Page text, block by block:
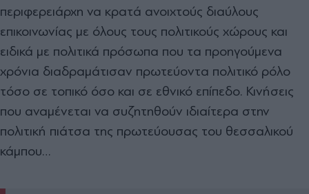
περιφερειάρχη να κρατά ανοιχτούς διαύλους
επικοινωνίας µε όλους τους πολιτικούς χώρους και
ειδικά µε πολιτικά πρόσωπα που τα προηγούµενα
χρόνια διαδραµάτισαν πρωτεύοντα πολιτικό ρόλο
τόσο σε τοπικό όσο και σε εθνικό επίπεδο. Κινήσεις
που αναµένεται να συζητηθούν ιδιαίτερα στην
πολιτική πιάτσα της πρωτεύουσας του θεσσαλικού
κάµπου…